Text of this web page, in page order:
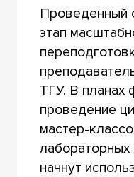
Проведенный
этап
ТГУ. В планах
проведение
мастер-
лабораторных
начнут